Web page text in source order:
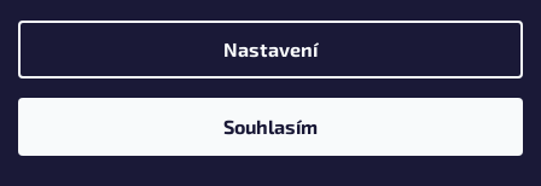
Nastavení
Souhlasím
Zboží), a to i před uplynutím doby uvedené v čl.
1 Podmínek. Můžeme také od Smlouvy
v Objednávce záměrně nesprávné informace.